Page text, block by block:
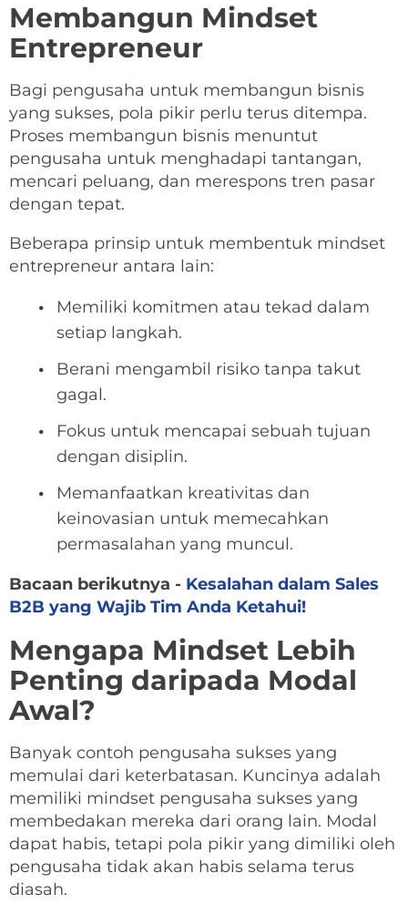
Membangun Mindset
Entrepreneur
Bagi pengusaha untuk membangun bisnis
yang sukses, pola pikir perlu terus ditempa.
Proses membangun bisnis menuntut
pengusaha untuk menghadapi tantangan,
mencari peluang, dan merespons tren pasar
dengan tepat.
Beberapa prinsip untuk membentuk mindset
entrepreneur antara lain:
Memiliki komitmen atau tekad dalam
setiap langkah.
Berani mengambil risiko tanpa takut
gagal.
Fokus untuk mencapai sebuah tujuan
dengan disiplin.
Memanfaatkan kreativitas dan
keinovasian untuk memecahkan
permasalahan yang muncul.
Bacaan berikutnya - Kesalahan dalam Sales
B2B yang Wajib Tim Anda Ketahui!
Mengapa Mindset Lebih
Penting daripada Modal
Awal?
Banyak contoh pengusaha sukses yang
memulai dari keterbatasan. Kuncinya adalah
memiliki mindset pengusaha sukses yang
membedakan mereka dari orang lain. Modal
dapat habis, tetapi pola pikir yang dimiliki oleh
pengusaha tidak akan habis selama terus
diasah.